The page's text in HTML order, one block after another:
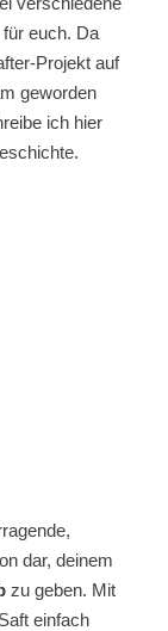
euch. Da
Projekt auf
geworden
ich hier
dar, deinem
zu geben. Mit
einfach